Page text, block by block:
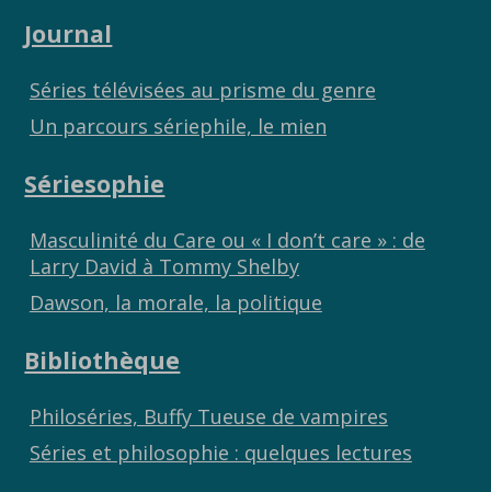
Journal
Séries télévisées au prisme du genre
Un parcours sériephile, le mien
Sériesophie
Masculinité du Care ou « I don’t care » : de
Larry David à Tommy Shelby
Dawson, la morale, la politique
Bibliothèque
Philoséries, Buffy Tueuse de vampires
Séries et philosophie : quelques lectures